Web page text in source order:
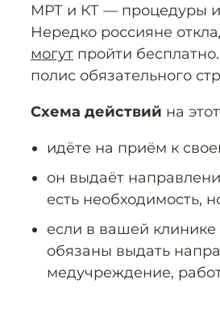
МРТ и КТ — процедуры
Нередко россияне
могут пройти
полис обязательного
Схема действий на
идёте на приём к
он выдаёт
есть необходимость,
если в вашей клинике
обязаны выдать
медучреждение,